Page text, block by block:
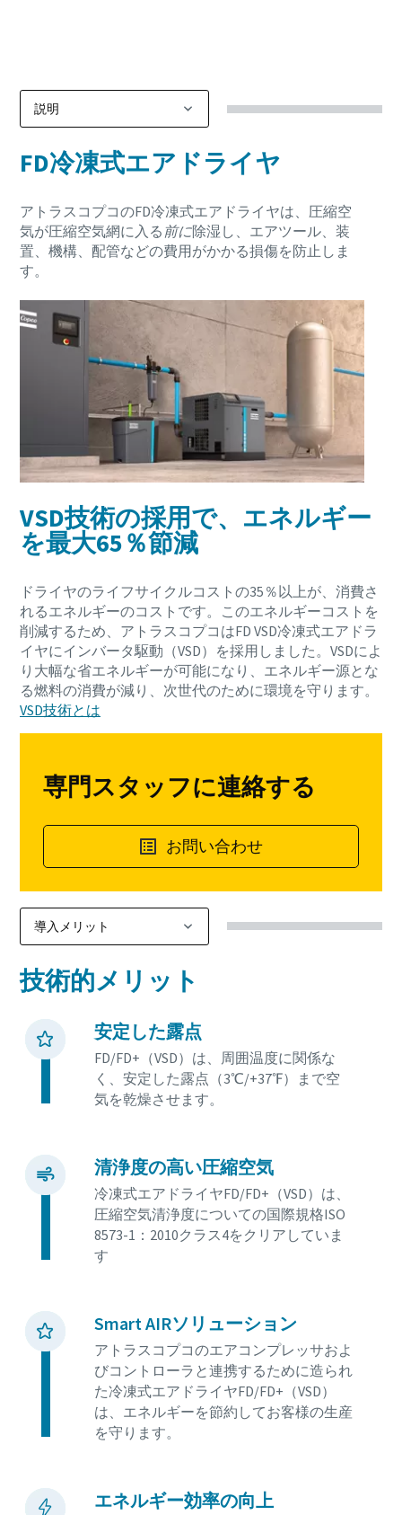
空圧式輸送プロセスについて知っておくべき
こと
認ください。
詳細を見る
FD冷凍式エアドライヤ
アトラスコプコのFD冷凍式エアドライヤは、圧縮空
気が圧縮空気網に入る 前に除湿し、エアツール、装
置、機構、配管などの費用がかかる損傷を防止しま
す。
VSD技術の採用で、エネルギー
を最大65％節減
ドライヤのライフサイクルコストの35％以上が、消費さ
れるエネルギーのコストです。このエネルギーコストを
削減するため、アトラスコプコはFD VSD冷凍式エアドラ
イヤにインバータ駆動（VSD）を採用しました。VSDによ
り大幅な省エネルギーが可能になり、エネルギー源とな
る燃料の消費が減り、次世代のために環境を守ります。
VSD技術とは
専門スタッフに連絡する
お問い合わせ
技術的メリット
安定した露点
FD/FD+（VSD）は、周囲温度に関係な
く、安定した露点（3℃/+37℉）まで空
気を乾燥させます。
清浄度の高い圧縮空気
冷凍式エアドライヤFD/FD+（VSD）は、
圧縮空気清浄度についての国際規格ISO
8573-1：2010クラス4をクリアしていま
す
Smart AIRソリューション
アトラスコプコのエアコンプレッサおよ
びコントローラと連携するために造られ
た冷凍式エアドライヤFD/FD+（VSD）
は、エネルギーを節約してお客様の生産
を守ります。
エネルギー効率の向上